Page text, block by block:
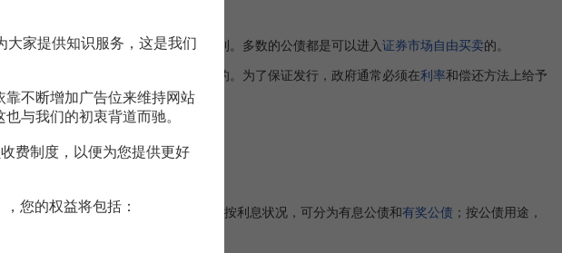
增强了公债的流动性，在推销时比较顺利。多数的公债都是可以进入证券市场自由买卖的。
具有政治、经济方面的特定原因和目的。为了保证发行，政府通常必须在利率和偿还方法上给予
议或合同，形成债权债务关系。
具有普遍性，应用范围广。
量单位，可分为实物公债 ；按利息状况，可分为有息公债和有奖公债 ；按公债用途，
大家提供知识服务，这是我们
不断增加广告位来维持网站
与我们的初衷背道而驰。
费制度，以便为您提供更好
，您的权益将包括：